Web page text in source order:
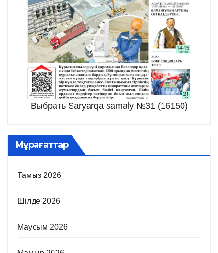
Выбрать Saryarqa samaly №31 (16150)
Мұрағаттар
Тамыз 2026
Шілде 2026
Маусым 2026